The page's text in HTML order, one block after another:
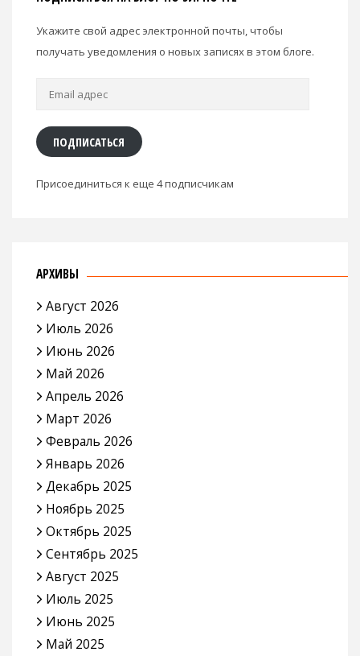
Укажите свой адрес электронной почты, чтобы
получать уведомления о новых записях в этом блоге.
Email
ПОДПИСАТЬСЯ
Присоединиться к еще 4 подписчикам
АРХИВЫ
Август 2026
Июль 2026
Июнь 2026
Май 2026
Апрель 2026
Март 2026
Февраль 2026
Январь 2026
Декабрь 2025
Ноябрь 2025
Октябрь 2025
Сентябрь 2025
Август 2025
Июль 2025
Июнь 2025
Май 2025